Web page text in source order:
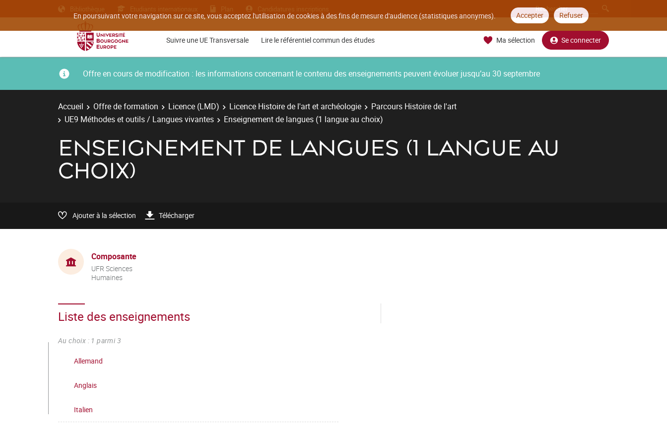
En poursuivant votre navigation sur ce site, vous acceptez l'utilisation de cookies à des fins de mesure d'audience (statistiques anonymes). Accepter Refuser
Bibliothèque Etudiants internationaux Plan Candidatures inscriptions
Suivre une UE Transversale Lire le référentiel commun des études Ma sélection Se connecter
Offre en cours de modification : les informations concernant le contenu des enseignements peuvent évoluer jusqu’au 30 septembre
Accueil Offre de formation Licence (LMD) Licence Histoire de l'art et archéologie
Parcours Histoire de l'art
UE9 Méthodes et outils / Langues vivantes
Enseignement de langues (1 langue au choix)
ENSEIGNEMENT DE LANGUES (1 LANGUE AU
CHOIX)
Ajouter à la sélection Télécharger
Composante
UFR Sciences
Humaines
Liste des enseignements
Au choix : 1 parmi 3
Allemand
Anglais
Italien